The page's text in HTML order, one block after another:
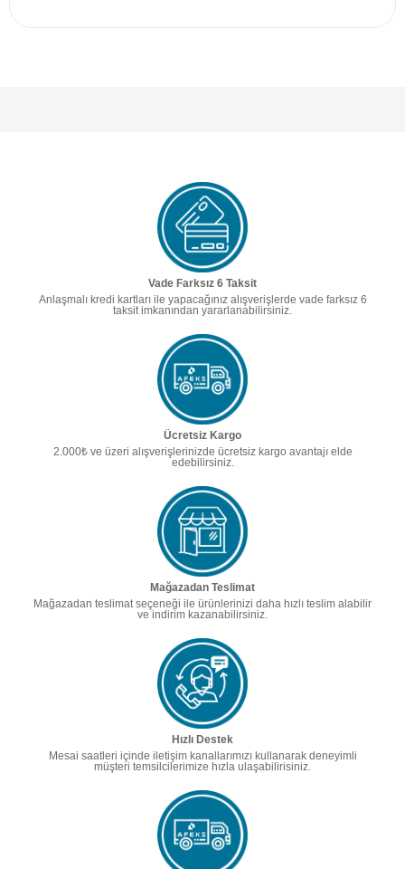
Vade Farksız 6 Taksit
Anlaşmalı kredi kartları ile yapacağınız alışverişlerde vade farksız 6
taksit imkanından yararlanabilirsiniz.
Ücretsiz Kargo
2.000₺ ve üzeri alışverişlerinizde ücretsiz kargo avantajı elde
edebilirsiniz.
Mağazadan Teslimat
Mağazadan teslimat seçeneği ile ürünlerinizi daha hızlı teslim alabilir
ve indirim kazanabilirsiniz.
Hızlı Destek
Mesai saatleri içinde iletişim kanallarımızı kullanarak deneyimli
müşteri temsilcilerimize hızla ulaşabilirisiniz.